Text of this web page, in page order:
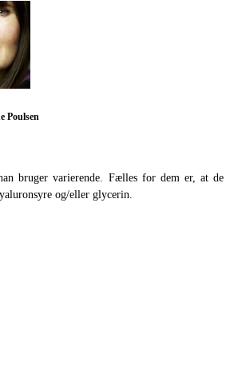
Poulsen
bruger varierende. Fælles for dem er, at de
og/eller glycerin.